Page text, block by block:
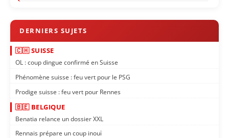
🇨🇭 SUISSE
OL : coup dingue confirmé en Suisse
Phénomène suisse : feu vert pour le PSG
Prodige suisse : feu vert pour Rennes
🇧🇪 BELGIQUE
Benatia relance un dossier XXL
Rennais prépare un coup inouï